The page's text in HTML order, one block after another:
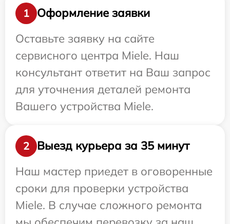
1
Оформление заявки
Оставьте заявку на сайте
сервисного центра Miele. Наш
консультант ответит на Ваш запрос
для уточнения деталей ремонта
Вашего устройства Miele.
2
Выезд курьера за 35 минут
Наш мастер приедет в оговоренные
сроки для проверки устройства
Miele. В случае сложного ремонта